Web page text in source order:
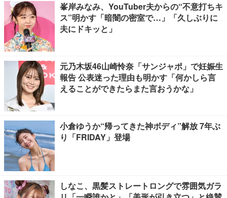
峯岸みなみ、YouTuber夫からの“不意打ちキ
ス”明かす「暗闇の密室で…」「久しぶりに
夫にドキッと」
元乃木坂46山崎怜奈「サンジャポ」で妊娠生
報告 公表迷った理由も明かす「何かしら言
えることができたらまた言おうかな」
小倉ゆうか“帰ってきた神ボディ”解放 7年ぶ
り「FRIDAY」登場
しなこ、黒髪ストレートロングで雰囲気ガラ